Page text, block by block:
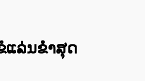
ແລ່ນຂໍໍ່າສຸດ